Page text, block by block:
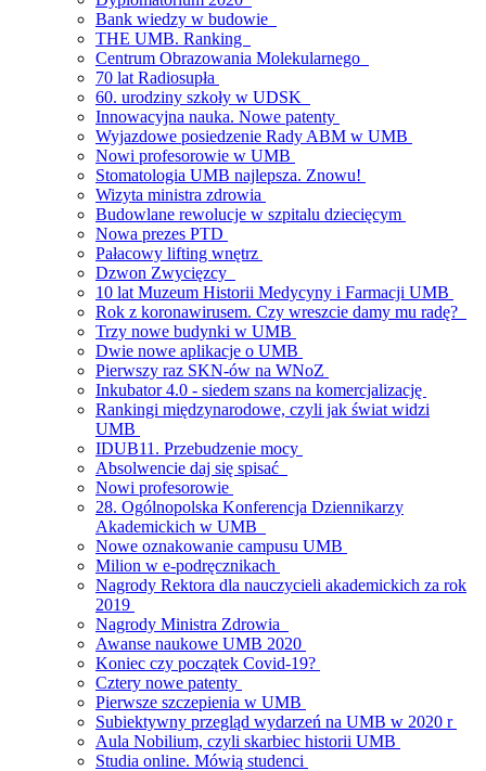
Bank wiedzy w budowie
THE UMB. Ranking
Centrum Obrazowania Molekularnego
70 lat Radiosupła
60. urodziny szkoły w UDSK
Innowacyjna nauka. Nowe patenty
Wyjazdowe posiedzenie Rady ABM w UMB
Nowi profesorowie w UMB
Stomatologia UMB najlepsza. Znowu!
Wizyta ministra zdrowia
Budowlane rewolucje w szpitalu dziecięcym
Nowa prezes PTD
Pałacowy lifting wnętrz
Dzwon Zwycięzcy
10 lat Muzeum Historii Medycyny i Farmacji UMB
Rok z koronawirusem. Czy wreszcie damy mu radę?
Trzy nowe budynki w UMB
Dwie nowe aplikacje o UMB
Pierwszy raz SKN-ów na WNoZ
Inkubator 4.0 - siedem szans na komercjalizację
Rankingi międzynarodowe, czyli jak świat widzi
UMB
IDUB11. Przebudzenie mocy
Absolwencie daj się spisać
Nowi profesorowie
28. Ogólnopolska Konferencja Dziennikarzy
Akademickich w UMB
Nowe oznakowanie campusu UMB
Milion w e-podręcznikach
Nagrody Rektora dla nauczycieli akademickich za rok
2019
Nagrody Ministra Zdrowia
Awanse naukowe UMB 2020
Koniec czy początek Covid-19?
Cztery nowe patenty
Pierwsze szczepienia w UMB
Subiektywny przegląd wydarzeń na UMB w 2020 r
Aula Nobilium, czyli skarbiec historii UMB
Studia online. Mówią studenci